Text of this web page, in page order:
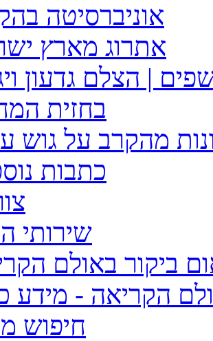
אוניברסיטה
אתרוג מארץ
| הצלם גדעון
בחזית
מהקרב על גוש
כתבות
שירותי
ביקור באולם
הקריאה - מידע
חיפוש